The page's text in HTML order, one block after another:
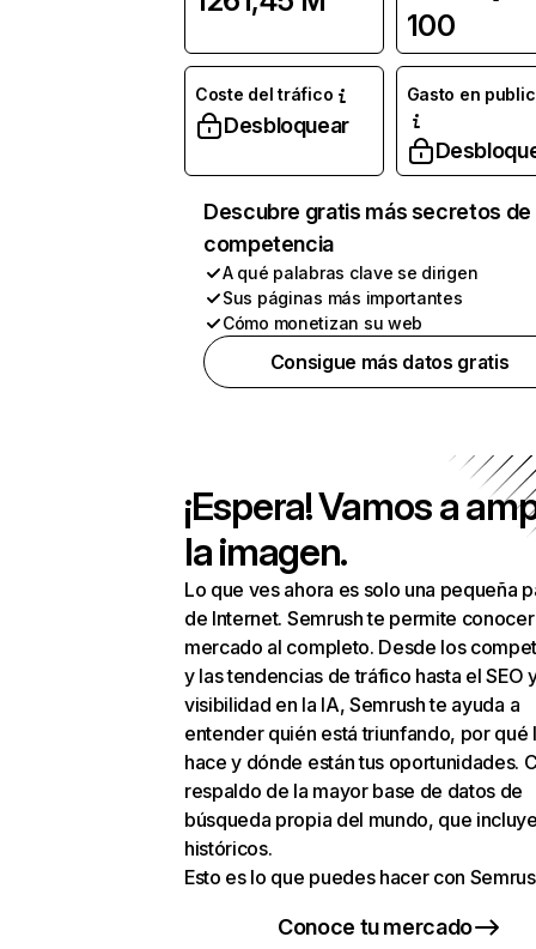
100
Coste del tráfico
Desbloquear
Gasto en
Descubre gratis más secretos de
competencia
A qué palabras clave se dirigen
Sus páginas más importantes
Cómo monetizan su web
Consigue más datos gratis
¡Espera! Vamos a
la imagen.
Lo que ves ahora es solo una pequeña
de Internet. Semrush te permite
mercado al completo. Desde los
y las tendencias de tráfico hasta el SEO
visibilidad en la IA, Semrush te ayuda a
entender quién está triunfando, por qué
hace y dónde están tus oportunidades.
respaldo de la mayor base de datos de
búsqueda propia del mundo, que
históricos.
Esto es lo que puedes hacer con
Conoce tu mercado